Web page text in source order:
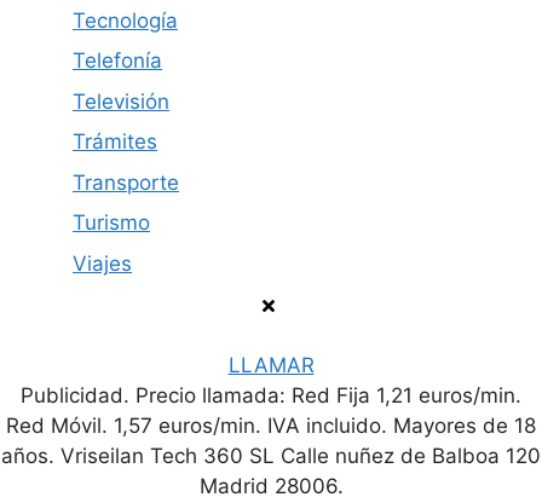
Tecnología
Telefonía
Televisión
Trámites
Transporte
Turismo
Viajes
Política de privacidad Contacto
Aviso legal
© 2026 Número de Teléfono
LLAMAR
Publicidad. Precio llamada: Red Fija 1,21 euros/min.
Red Móvil. 1,57 euros/min. IVA incluido. Mayores de 18
años. Vriseilan Tech 360 SL Calle nuñez de Balboa 120
Madrid 28006.